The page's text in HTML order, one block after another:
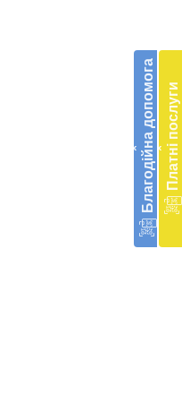
‹ Благодійна допомога ‹ Платні послуги